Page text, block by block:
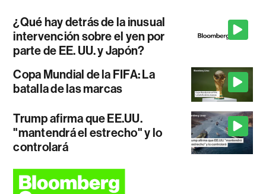
¿Qué hay detrás de la inusual
intervención sobre el yen por
parte de EE. UU. y Japón?
Copa Mundial de la FIFA: La
batalla de las marcas
Trump afirma que EE.UU.
"mantendrá el estrecho" y lo
controlará